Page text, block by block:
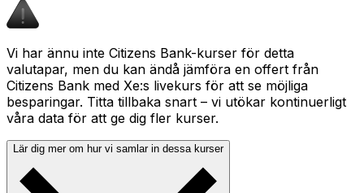
Vi har ännu inte Citizens Bank-kurser för detta
valutapar, men du kan ändå jämföra en offert från
Citizens Bank med Xe:s livekurs för att se möjliga
besparingar. Titta tillbaka snart – vi utökar kontinuerligt
våra data för att ge dig fler kurser.
Lär dig mer om hur vi samlar in dessa kurser